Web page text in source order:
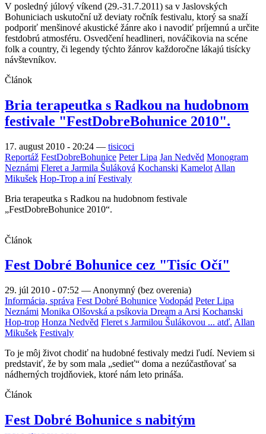
V posledný júlový víkend (29.-31.7.2011) sa v Jaslovských
Bohuniciach uskutoční už deviaty ročník festivalu, ktorý sa snaží
podporiť menšinové akustické žánre ako i navodiť príjemnú a určite
festdobrú atmosféru. Osvedčení headlineri, nováčikovia na scéne
folk a country, či legendy týchto žánrov každoročne lákajú tisícky
návštevníkov.
Článok
Bria terapeutka s Radkou na hudobnom
festivale "FestDobreBohunice 2010".
17. august 2010 - 20:24 — tisicoci
Reportáž FestDobreBohunice Peter Lipa Jan Nedvěd Monogram
Neznámi Fleret a Jarmila Šuláková Kochanski Kamelot Allan
Mikušek Hop-Trop a iní Festivaly
Bria terapeutka s Radkou na hudobnom festivale
„FestDobreBohunice 2010“.
Článok
Fest Dobré Bohunice cez "Tisíc Očí"
29. júl 2010 - 07:52 — Anonymný (bez overenia)
Informácia, správa Fest Dobré Bohunice Vodopád Peter Lipa
Neznámi Monika Olšovská a psíkovia Dream a Arsi Kochanski
Hop-trop Honza Nedvěd Fleret s Jarmilou Šulákovou ... atď. Allan
Mikušek Festivaly
To je môj život chodiť na hudobné festivaly medzi ľudí. Neviem si
predstaviť, že by som mala „sedieť“ doma a nezúčastňovať sa
nádherných trojdňoviek, ktoré nám leto prináša.
Článok
Fest Dobré Bohunice s nabitým